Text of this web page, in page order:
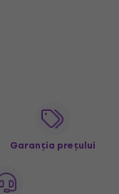
Garanția prețului